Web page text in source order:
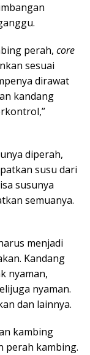
perah, core
sesuai
dirawat
kandang
diperah,
susu dari
susunya
semuanya.
menjadi
Kandang
nyaman,
nyaman.
dan lainnya.
kambing
perah kambing.